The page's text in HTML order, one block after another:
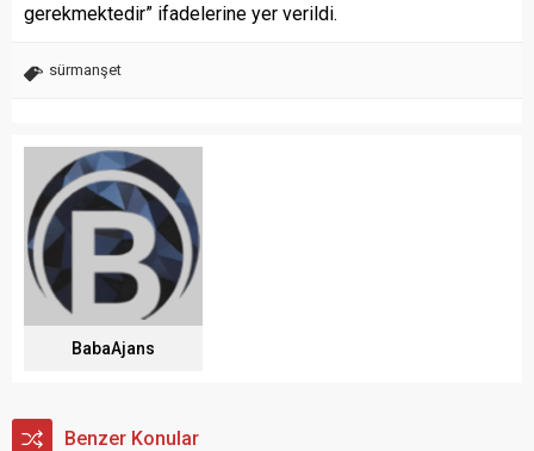
gerekmektedir” ifadelerine yer verildi.
sürmanşet
BabaAjans
Benzer Konular